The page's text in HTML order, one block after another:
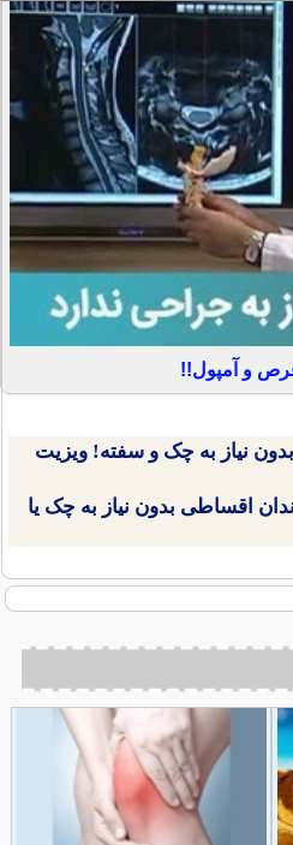
و آمپول!!
نیاز به چک و سفته! ویزیت
اقساطی بدون نیاز به چک یا